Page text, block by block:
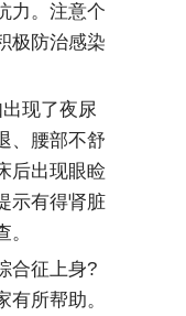
力。注意个
极防治感染
现了夜尿
、腰部不舒
后出现眼睑
示有得肾脏
合征上身?
所帮助。